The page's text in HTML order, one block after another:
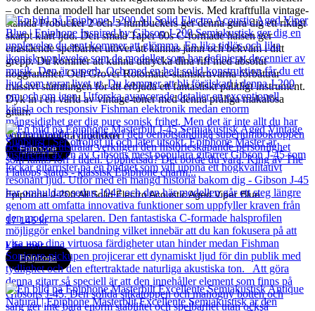
– och denna modell har utseendet som bevis. Med kraftfulla vintage-
stämda Probucker 2 och 3 humbuckers ger denna gura dig ett riktigt
skarpt klart ljud. Den smala Taper 60s C-formade halsen ger
enastående spelbarhet utöver att kännas jämn och bekväm i ditt
grepp. Du kommer att kunna uttrycka dina riff med absolut
noggrannhet. Och Grover Rotomatic-stämskruvarna förbättrar
massivt stämningen för att erbjuda ett fantastiskt pålitligt instrument.
Dyk in i en värld av vintage-toner med denna pråliga makalösa
gitarr.
Andra populära produkter
Epiphone
Epiphone J-200 All Solid Electro Acoustic Aged Viper Blue
17 145kr
Läs mer
Epiphone